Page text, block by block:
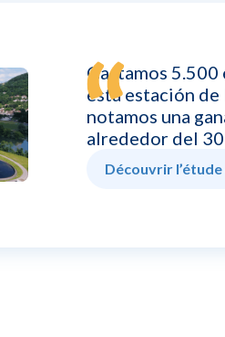
Gastamos
esta estación de
notamos una
alrededor del
Découvrir l’étude